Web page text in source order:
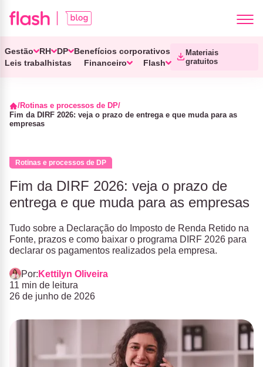
Gestão RH DP
Benefícios corporativos
Leis trabalhistas
Financeiro Flash
Materiais
gratuitos
Rotinas e processos de DP
Fim da DIRF 2026: veja o prazo de entrega e que muda para as
empresas
Rotinas e processos de DP
Fim da DIRF 2026: veja o prazo de
entrega e que muda para as empresas
Tudo sobre a Declaração do Imposto de Renda Retido na
Fonte, prazos e como baixar o programa DIRF 2026 para
declarar os pagamentos realizados pela empresa.
Por: Kettilyn Oliveira
11 min de leitura
26 de junho de 2026